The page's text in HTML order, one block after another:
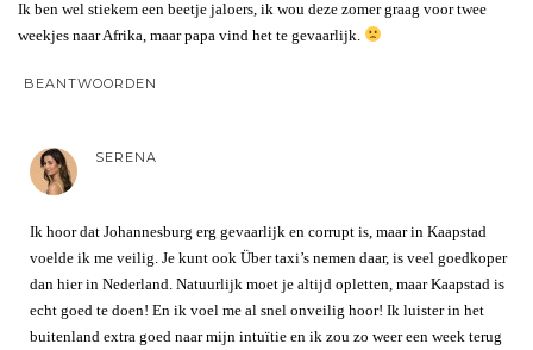
Ik ben wel stiekem een beetje jaloers, ik wou deze zomer graag voor twee
weekjes naar Afrika, maar papa vind het te gevaarlijk.
BEANTWOORDEN
SERENA
Ik hoor dat Johannesburg erg gevaarlijk en corrupt is, maar in Kaapstad
voelde ik me veilig. Je kunt ook Über taxi’s nemen daar, is veel goedkoper
dan hier in Nederland. Natuurlijk moet je altijd opletten, maar Kaapstad is
echt goed te doen! En ik voel me al snel onveilig hoor! Ik luister in het
buitenland extra goed naar mijn intuïtie en ik zou zo weer een week terug